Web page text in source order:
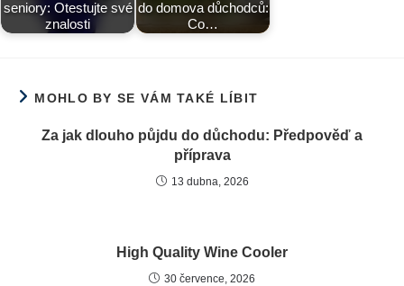
seniory: Otestujte své
znalosti
do domova důchodců:
Co…
MOHLO BY SE VÁM TAKÉ LÍBIT
Za jak dlouho půjdu do důchodu: Předpověď a
příprava
13 dubna, 2026
High Quality Wine Cooler
30 července, 2026